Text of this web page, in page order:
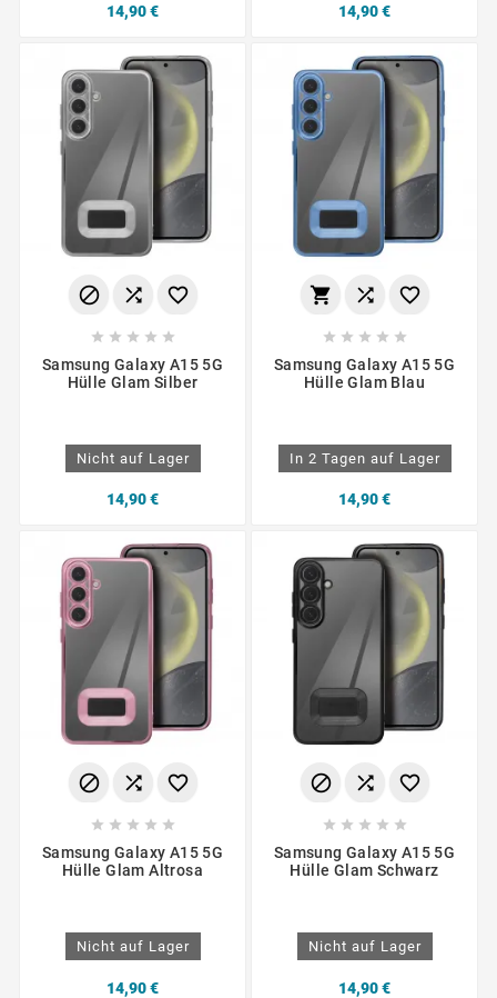
14,90 € 14,90 €
  
    
Samsung Galaxy A15 5G
Hülle Glam Silber
Nicht auf Lager
14,90 €
  
    
Samsung Galaxy A15 5G
Hülle Glam Blau
In 2 Tagen auf Lager
14,90 €
  
    
Samsung Galaxy A15 5G
Hülle Glam Altrosa
Nicht auf Lager
14,90 €
  
    
Samsung Galaxy A15 5G
Hülle Glam Schwarz
Nicht auf Lager
14,90 €